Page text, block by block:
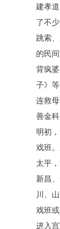
建孝
了不
跳索
的民
背疯
子》
连救母
善金科
明初
戏班
太平
新昌、
川、
戏班
进入